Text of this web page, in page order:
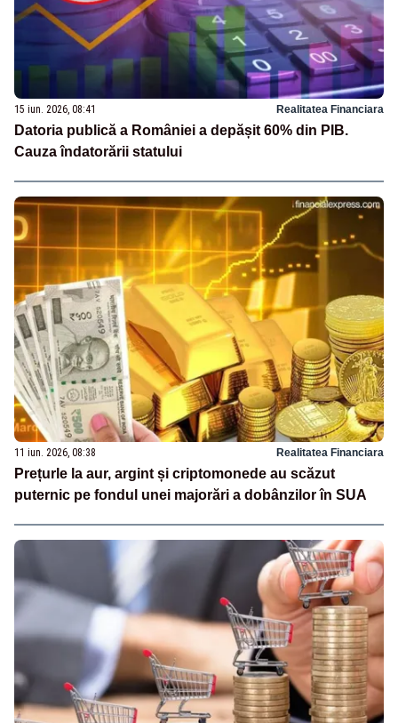
15 iun. 2026, 08:41 Realitatea Financiara
Datoria publică a României a depășit 60% din PIB.
Cauza îndatorării statului
11 iun. 2026, 08:38 Realitatea Financiara
Prețurle la aur, argint și criptomonede au scăzut
puternic pe fondul unei majorări a dobânzilor în SUA